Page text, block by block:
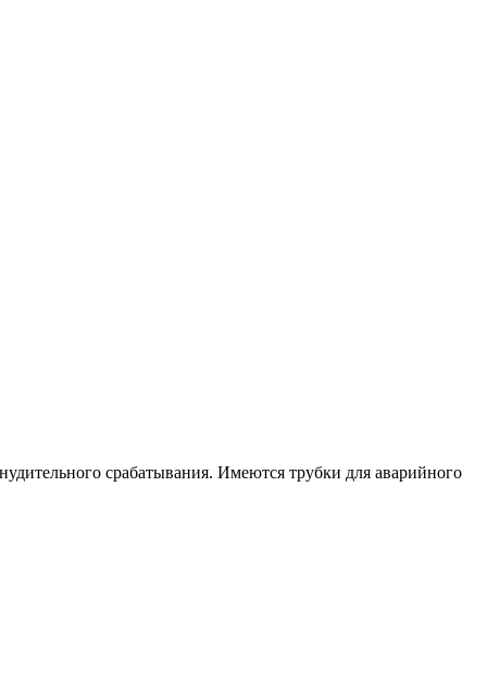
срабатывания. Имеются трубки для аварийного